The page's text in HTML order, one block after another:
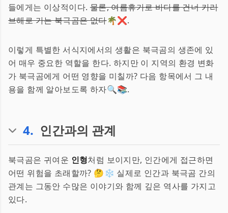
들에게는 이상적이다.물론, 여름휴가로 바다를 건너 카리
브해로 가는 북극곰은 없다🌴❌.
이렇게 특별한 서식지에서의 생활은 북극곰의 생존에 있
어 매우 중요한 역할을 한다. 하지만 이 지역의 환경 변화
가 북극곰에게 어떤 영향을 미칠까? 다음 항목에서 그 내
용을 함께 알아보도록 하자🔍📚.
4. 인간과의 관계
북극곰은 귀여운 인형처럼 보이지만, 인간에게 접근하면
어떤 위험을 초래할까? 🤔❄️ 실제로 인간과 북극곰 간의
관계는 그동안 수많은 이야기와 함께 깊은 역사를 가지고
있다.